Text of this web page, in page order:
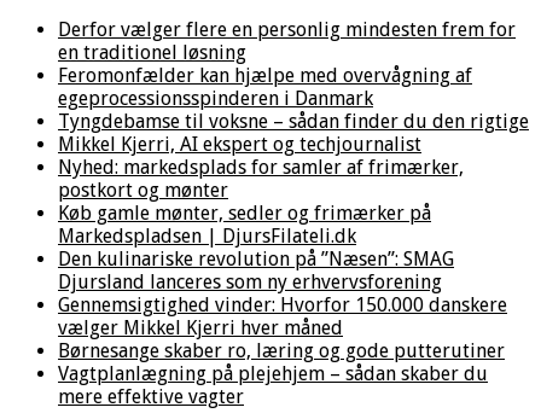
Derfor vælger flere en personlig mindesten frem for
en traditionel løsning
Feromonfælder kan hjælpe med overvågning af
egeprocessionsspinderen i Danmark
Tyngdebamse til voksne – sådan finder du den rigtige
Mikkel Kjerri, AI ekspert og techjournalist
Nyhed: markedsplads for samler af frimærker,
postkort og mønter
Køb gamle mønter, sedler og frimærker på
Markedspladsen | DjursFilateli.dk
Den kulinariske revolution på ”Næsen”: SMAG
Djursland lanceres som ny erhvervsforening
Gennemsigtighed vinder: Hvorfor 150.000 danskere
vælger Mikkel Kjerri hver måned
Børnesange skaber ro, læring og gode putterutiner
Vagtplanlægning på plejehjem – sådan skaber du
mere effektive vagter